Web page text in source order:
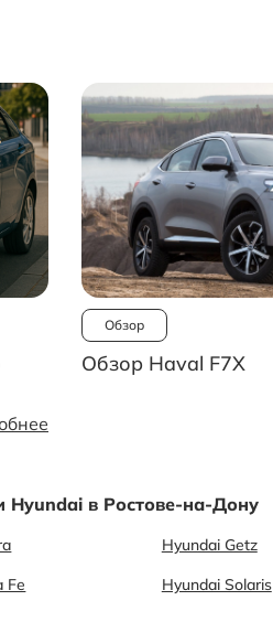
Обзор
Обзор Haval F7X
в Ростове-на-Дону
Hyundai Getz
Fe Hyundai Solaris